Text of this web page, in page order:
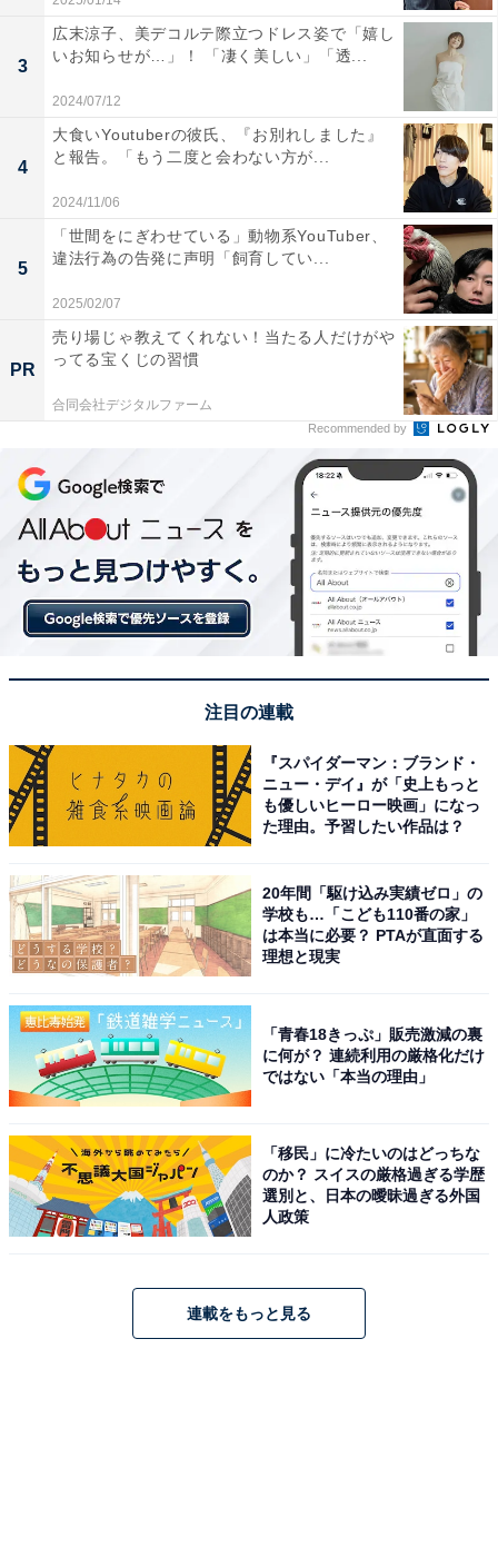
3
広末涼子、美デコルテ際立つドレス姿で「嬉し
いお知らせが…」！ 「凄く美しい」「透...
2024/07/12
4
大食いYoutuberの彼氏、『お別れしました』
と報告。「もう二度と会わない方が...
2024/11/06
5
「世間をにぎわせている」動物系YouTuber、
違法行為の告発に声明「飼育してい...
2025/02/07
PR
売り場じゃ教えてくれない！当たる人だけがや
ってる宝くじの習慣
合同会社デジタルファーム
Recommended by
注目の連載
『スパイダーマン：ブランド・
ニュー・デイ』が「史上もっと
も優しいヒーロー映画」になっ
た理由。予習したい作品は？
20年間「駆け込み実績ゼロ」の
学校も…「こども110番の家」
は本当に必要？ PTAが直面する
理想と現実
「青春18きっぷ」販売激減の裏
に何が？ 連続利用の厳格化だけ
ではない「本当の理由」
「移民」に冷たいのはどっちな
のか？ スイスの厳格過ぎる学歴
選別と、日本の曖昧過ぎる外国
人政策
連載をもっと見る